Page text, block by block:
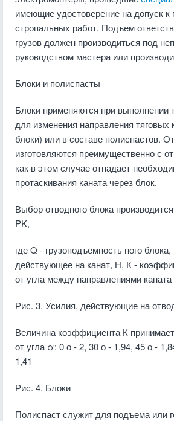
имеющие удостоверение на допуск к
стропальных работ. Подъем
грузов должен производиться под
руководством мастера или
Блоки и полиспасты
Блоки применяются при выполнении
для изменения направления тяговых
блоки) или в составе полиспастов.
изготовляются преимущественно с
как в этом случае отпадает
протаскивания каната через блок.
Выбор отводного блока
PK,
где Q - грузоподъемность ного
действующее на канат, Н, К -
от угла между направлениями каната
Рис. 3. Усилия, действующие на
Величина коэффициента К
от угла α: 0 о - 2, 30 о - 1,94, 45 о -
1,41
Рис. 4. Блоки
Полиспаст служит для подъема или